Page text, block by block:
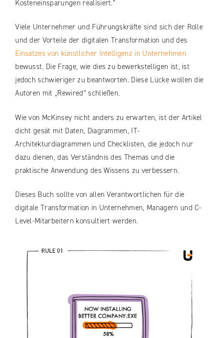
Kosteneinsparungen realisiert.“
Viele Unternehmer und Führungskräfte sind sich der Rolle
und der Vorteile der digitalen Transformation und des
Einsatzes von künstlicher Intelligenz in Unternehmen
bewusst. Die Frage, wie dies zu bewerkstelligen ist, ist
jedoch schwieriger zu beantworten. Diese Lücke wollen die
Autoren mit „Rewired“ schließen.
Wie von McKinsey nicht anders zu erwarten, ist der Artikel
dicht gesät mit Daten, Diagrammen, IT-
Architekturdiagrammen und Checklisten, die jedoch nur
dazu dienen, das Verständnis des Themas und die
praktische Anwendung des Wissens zu verbessern.
Dieses Buch sollte von allen Verantwortlichen für die
digitale Transformation in Unternehmen, Managern und C-
Level-Mitarbeitern konsultiert werden.